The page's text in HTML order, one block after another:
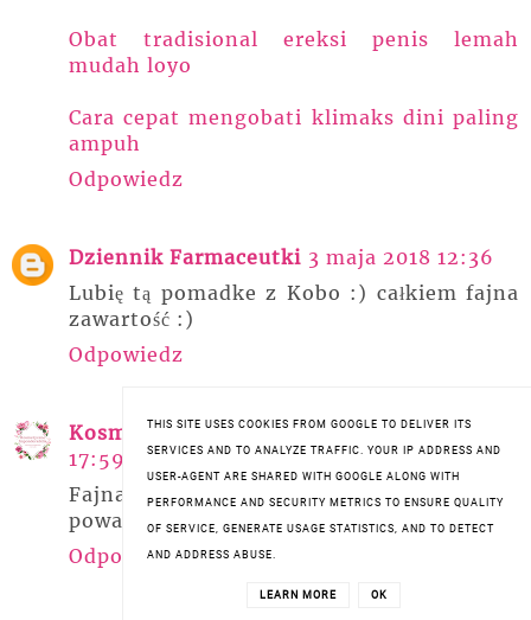
Obat tradisional ereksi penis lemah
mudah loyo
Cara cepat mengobati klimaks dini paling
ampuh
Odpowiedz
Dziennik Farmaceutki 3 maja 2018 12:36
Lubię tą pomadke z Kobo :) całkiem fajna
zawartość :)
Odpowiedz
Kosmetyczne Imponderabilia 3 maja 2018
17:59
Fajna zawartość, choć faktycznie mało
powalająca :)
Odpowiedz
THIS SITE USES COOKIES FROM GOOGLE TO DELIVER ITS
SERVICES AND TO ANALYZE TRAFFIC. YOUR IP ADDRESS AND
USER-AGENT ARE SHARED WITH GOOGLE ALONG WITH
PERFORMANCE AND SECURITY METRICS TO ENSURE QUALITY
OF SERVICE, GENERATE USAGE STATISTICS, AND TO DETECT
AND ADDRESS ABUSE.
LEARN MORE OK